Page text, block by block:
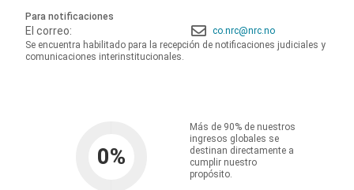
Para notificaciones
El correo:
co.nrc@nrc.no
Se encuentra habilitado para la recepción de notificaciones judiciales y
comunicaciones interinstitucionales.
0%
Más de 90% de nuestros
ingresos globales se
destinan directamente a
cumplir nuestro
propósito.